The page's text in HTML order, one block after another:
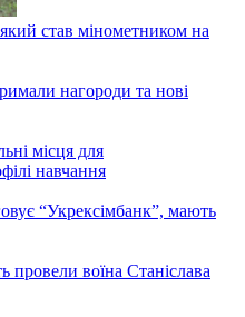
став мінометником на
нагороди та нові
місця для
навчання
“Укрексімбанк”, мають
воїна Станіслава